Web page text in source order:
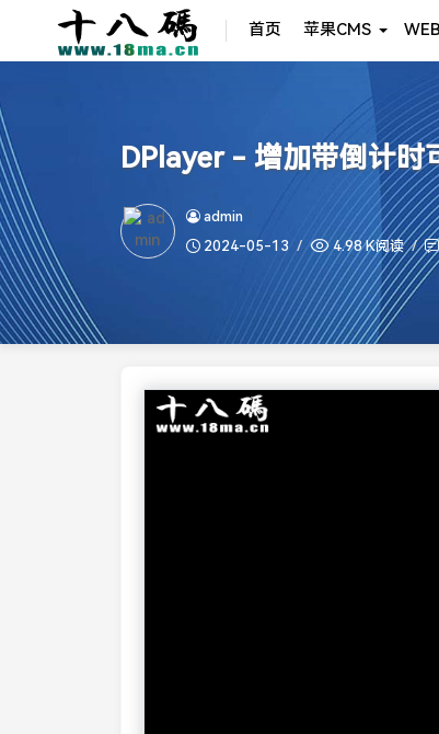
首页 苹果CMS
DPlayer - 增加带倒计时
admin
2024-05-13
4.98 K阅读